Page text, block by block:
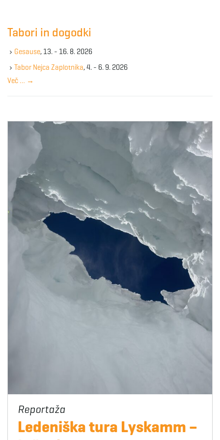
e
y
w
r
Tabori in dogodki
Gesause, 13. - 16. 8. 2026
Tabor Nejca Zaplotnika, 4. - 6. 9. 2026
Več … →
Ledeniška tura Lyskamm –